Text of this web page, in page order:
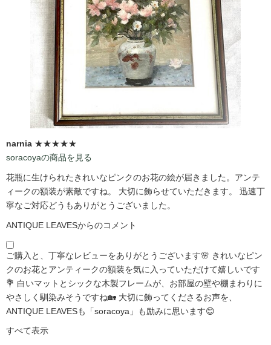
narnia ★★★★★
soracoyaの商品を見る
花瓶に生けられたきれいなピンクのお花の絵が届きました。アンテ
ィークの額装が素敵ですね。 大切に飾らせていただきます。 迅速丁
寧なご対応どうもありがとうございました。
ANTIQUE LEAVESからのコメント
ご購入と、丁寧なレビューをありがとうございます🌸 きれいなピン
クのお花とアンティークの額装を気に入っていただけて嬉しいです
💐 白いマットとシックな木製フレームが、お部屋の壁や棚まわりに
やさしく馴染みそうですね🏡 大切に飾ってくださるお声を、
ANTIQUE LEAVESも「soracoya」も励みに思います😊
すべて表示